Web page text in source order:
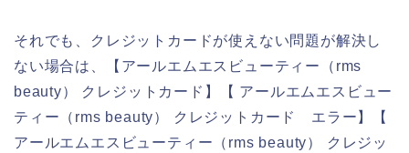
それでも、クレジットカードが使えない問題が解決し
ない場合は、【アールエムエスビューティー（rms
beauty） クレジットカード】【 アールエムエスビュー
ティー（rms beauty） クレジットカード エラー】【
アールエムエスビューティー（rms beauty） クレジッ